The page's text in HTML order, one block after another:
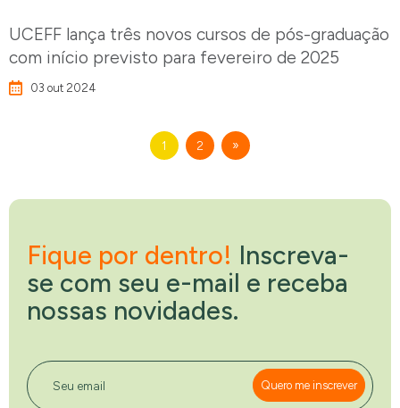
UCEFF lança três novos cursos de pós-graduação
com início previsto para fevereiro de 2025
03 out 2024
1 2 »
Fique por dentro! Inscreva-
se com seu e-mail e receba
nossas novidades.
Quero me inscrever